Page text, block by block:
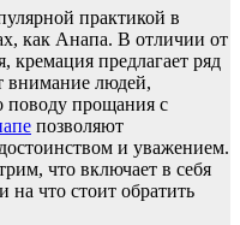
практикой в
как Анапа. В отличии от
кремация предлагает ряд
внимание людей,
прощания с
позволяют
и уважением.
что включает в себя
на что стоит обратить